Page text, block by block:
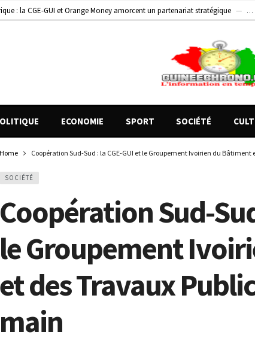
: la CGE-GUI et Orange Money amorcent un partenariat stratégique
11 heures ago
ECONOMIE SPORT SOCIÉTÉ
Home Coopération Sud-Sud : la CGE-GUI et le Groupement Ivoirien du
SOCIÉTÉ
Coopération Sud-
le Groupement
et des Travaux
main